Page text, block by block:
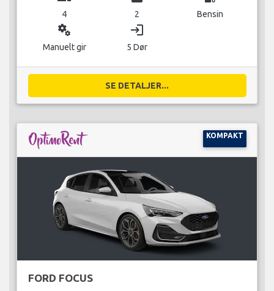
4 2 Bensin
miscellaneous_services
Manuelt gir
login
5 Dør
SE DETALJER...
KOMPAKT
FORD FOCUS